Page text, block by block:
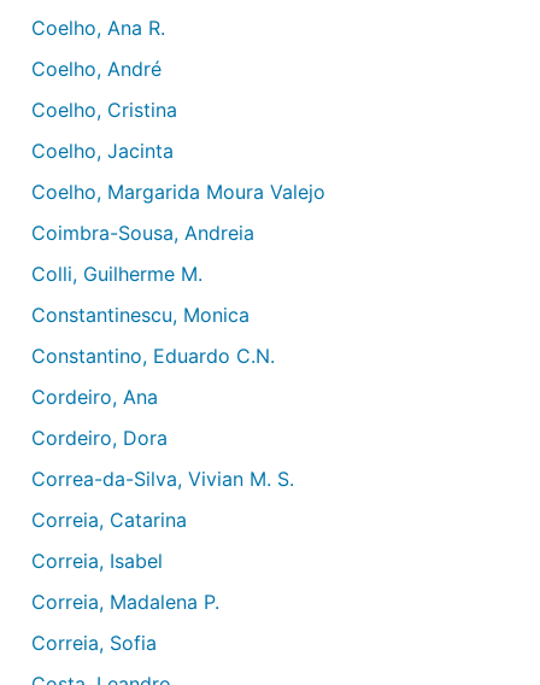
Coelho, Ana R.
Coelho, André
Coelho, Cristina
Coelho, Jacinta
Coelho, Margarida Moura Valejo
Coimbra-Sousa, Andreia
Colli, Guilherme M.
Constantinescu, Monica
Constantino, Eduardo C.N.
Cordeiro, Ana
Cordeiro, Dora
Correa-da-Silva, Vivian M. S.
Correia, Catarina
Correia, Isabel
Correia, Madalena P.
Correia, Sofia